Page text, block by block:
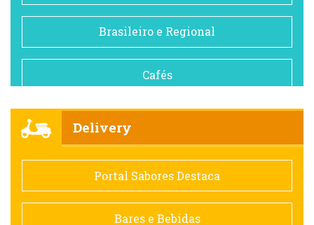
Brasileiro e Regional
Cafés
Comida saudável
Contemporânea
Delivery
Portal Sabores Destaca
Bares e Bebidas